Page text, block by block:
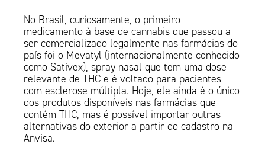
No Brasil, curiosamente, o primeiro
medicamento à base de cannabis que passou a
ser comercializado legalmente nas farmácias do
país foi o Mevatyl (internacionalmente conhecido
como Sativex), spray nasal que tem uma dose
relevante de THC e é voltado para pacientes
com esclerose múltipla. Hoje, ele ainda é o único
dos produtos disponíveis nas farmácias que
contém THC, mas é possível importar outras
alternativas do exterior a partir do cadastro na
Anvisa.